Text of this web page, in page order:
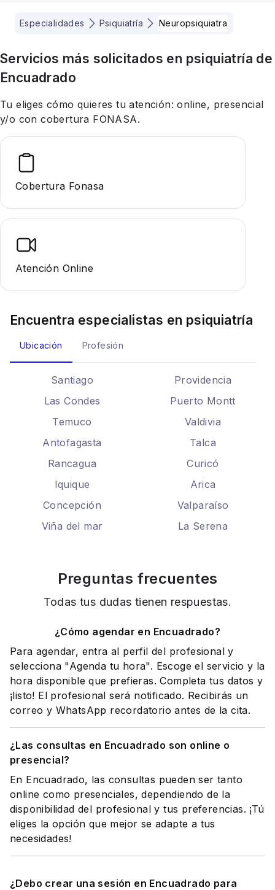
Especialidades Psiquiatría Neuropsiquiatra
Servicios más solicitados en psiquiatría de
Encuadrado
Tu eliges cómo quieres tu atención: online, presencial
y/o con cobertura FONASA.
Cobertura Fonasa
Atención Online
Encuentra especialistas en psiquiatría
Ubicación Profesión
Santiago
Providencia
Las Condes
Puerto Montt
Temuco
Valdivia
Antofagasta
Talca
Rancagua
Curicó
Iquique
Arica
Concepción
Valparaíso
Viña del mar
La Serena
Preguntas frecuentes
Todas tus dudas tienen respuestas.
¿Cómo agendar en Encuadrado?
Para agendar, entra al perfil del profesional y
selecciona "Agenda tu hora". Escoge el servicio y la
hora disponible que prefieras. Completa tus datos y
¡listo! El profesional será notificado. Recibirás un
correo y WhatsApp recordatorio antes de la cita.
¿Las consultas en Encuadrado son online o
presencial?
En Encuadrado, las consultas pueden ser tanto
online como presenciales, dependiendo de la
disponibilidad del profesional y tus preferencias. ¡Tú
eliges la opción que mejor se adapte a tus
necesidades!
¿Debo crear una sesión en Encuadrado para